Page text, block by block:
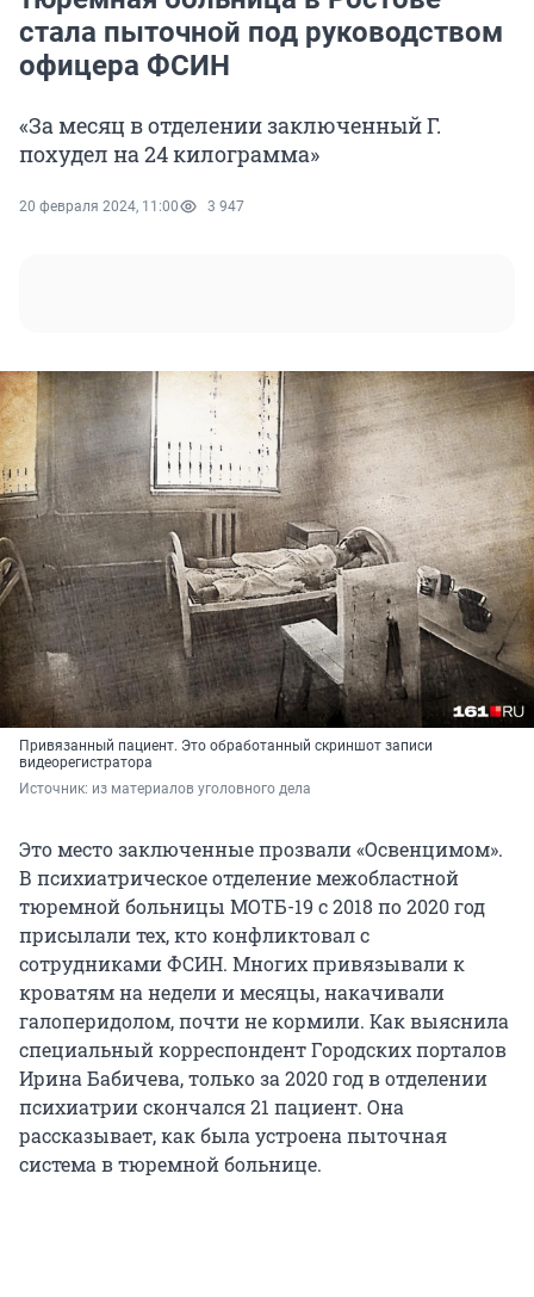
стала пыточной под руководством
офицера ФСИН
«За месяц в отделении заключенный Г.
похудел на 24 килограмма»
20 февраля 2024, 11:00 3 947
Привязанный пациент. Это обработанный скриншот записи
видеорегистратора
Источник: из материалов уголовного дела
Это место заключенные прозвали «Освенцимом».
В психиатрическое отделение межобластной
тюремной больницы МОТБ-19 с 2018 по 2020 год
присылали тех, кто конфликтовал с
сотрудниками ФСИН. Многих привязывали к
кроватям на недели и месяцы, накачивали
галоперидолом, почти не кормили. Как выяснила
специальный корреспондент Городских порталов
Ирина Бабичева, только за 2020 год в отделении
психиатрии скончался 21 пациент. Она
рассказывает, как была устроена пыточная
система в тюремной больнице.